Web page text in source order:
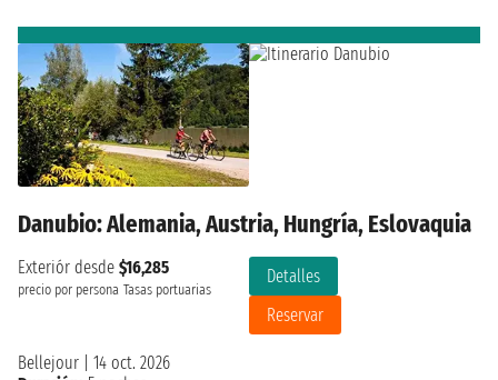
Danubio: Alemania, Austria, Hungría, Eslovaquia
Exteriór desde $16,285
precio por persona Tasas portuarias
Detalles
Reservar
Bellejour
14 oct. 2026